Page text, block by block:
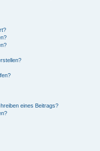
eines Beitrags?